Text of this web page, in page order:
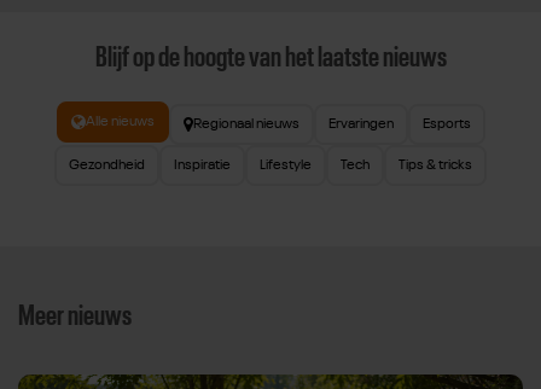
Blijf op de hoogte van het laatste nieuws
Alle nieuws Regionaal nieuws Ervaringen Esports
Gezondheid Inspiratie Lifestyle Tech Tips & tricks
Meer nieuws